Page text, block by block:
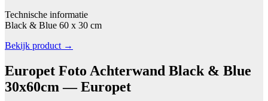
Technische informatie
Black & Blue 60 x 30 cm
Bekijk product →
Europet Foto Achterwand Black & Blue
30x60cm — Europet